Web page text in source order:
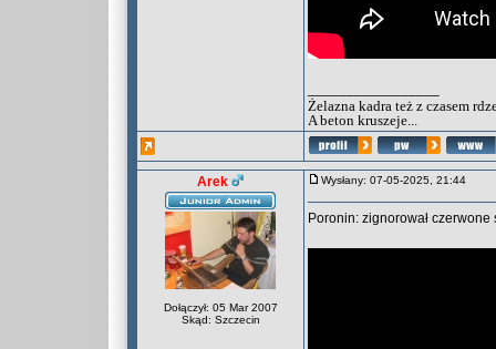
Żelazna kadra też z czasem
A beton kruszeje...
Arek
Dołączył: 05 Mar 2007
Skąd: Szczecin
Wysłany: 07-05-2025, 21:44
Poronin: zignorował